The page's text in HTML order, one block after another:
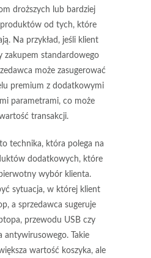
droższych lub bardziej
od tych, które
Na przykład, jeśli klient
zakupem standardowego
może zasugerować
premium z dodatkowymi
parametrami, co może
transakcji.
technika, która polega na
dodatkowych, które
wybór klienta.
sytuacja, w której klient
a sprzedawca sugeruje
przewodu USB czy
antywirusowego. Takie
wartość koszyka, ale